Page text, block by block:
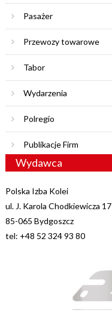
Pasażer
Przewozy towarowe
Tabor
Wydarzenia
Polregio
Publikacje Firm
Wydawca
Polska Izba Kolei
ul. J. Karola Chodkiewicza 17
85-065 Bydgoszcz
tel: +48 52 324 93 80